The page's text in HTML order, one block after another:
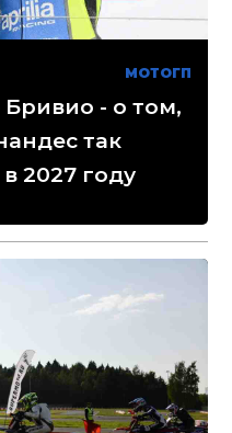
МОТОГП
- о том,
так
2027 году